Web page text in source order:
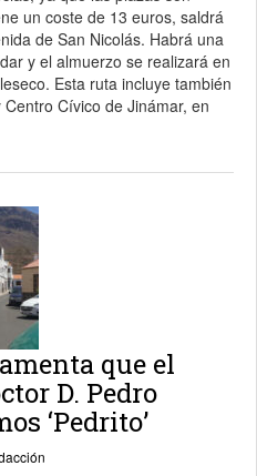
un coste de 13 euros, saldrá
de San Nicolás. Habrá una
y el almuerzo se realizará en
Esta ruta incluye también
Cívico de Jinámar, en
que el
D. Pedro
‘Pedrito’
2023